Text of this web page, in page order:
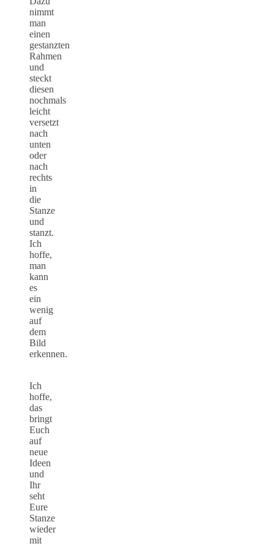
nimmt
man
einen
gestanzten
Rahmen
und
steckt
diesen
nochmals
leicht
versetzt
nach
unten
oder
nach
rechts
in
die
Stanze
und
stanzt.
Ich
hoffe,
man
kann
es
ein
wenig
auf
dem
Bild
erkennen.
Ich
hoffe,
das
bringt
Euch
auf
neue
Ideen
und
Ihr
seht
Eure
Stanze
wieder
mit